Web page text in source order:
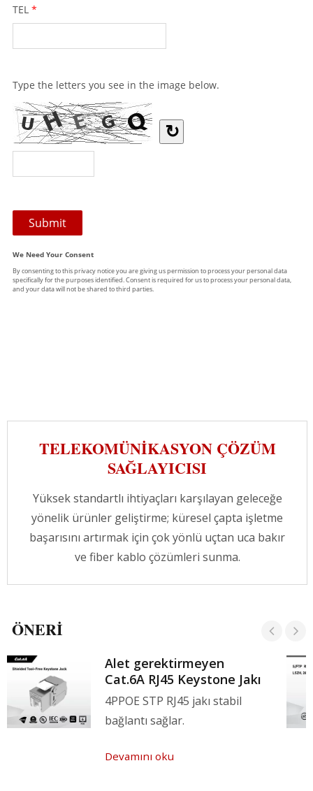
TELEKOMÜNIKASYON ÇÖZÜM
SAĞLAYICISI
Yüksek standartlı ihtiyaçları karşılayan geleceğe
yönelik ürünler geliştirme; küresel çapta işletme
başarısını artırmak için çok yönlü uçtan uca bakır
ve fiber kablo çözümleri sunma.
ÖNERI
Alet gerektirmeyen
Cat.6A RJ45 Keystone Jakı
4PPOE STP RJ45 jakı stabil
bağlantı sağlar.
Devamını oku